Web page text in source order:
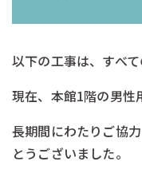
以下の工事は、すべ
現在、本館1階の男性
長期間にわたりご協
とうございました。